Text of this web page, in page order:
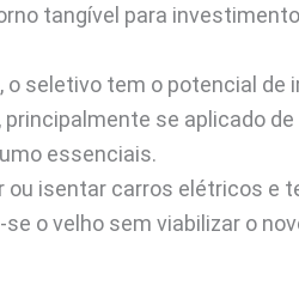
tangível para
seletivo tem o potencial de
se aplicado
essenciais.
ou isentar carros elétricos e
o velho sem viabilizar o